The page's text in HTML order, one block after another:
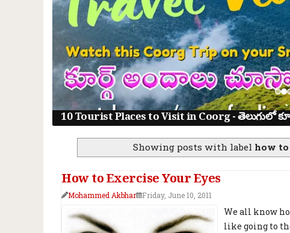
10 Tourist Places to Visit in Coorg - తెలుగులో
Showing posts with labelhow to
How to Exercise Your Eyes
Mohammed Akbhar Friday, June 10, 2011
We all know
like going to